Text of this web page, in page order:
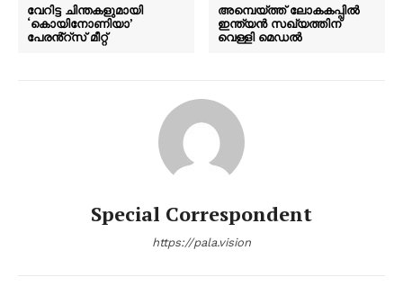
വേറിട്ട ചിന്തകളുമായി
‘കൊയിനോണിയാ’
പേരൻ്റ്സ് മീറ്റ്
അമ്പെയ്ത്ത് ലോകകപ്പിൽ
ഇന്ത്യൻ സഖ്യത്തിന്
വെള്ളി മെഡൽ
Special Correspondent
https://pala.vision